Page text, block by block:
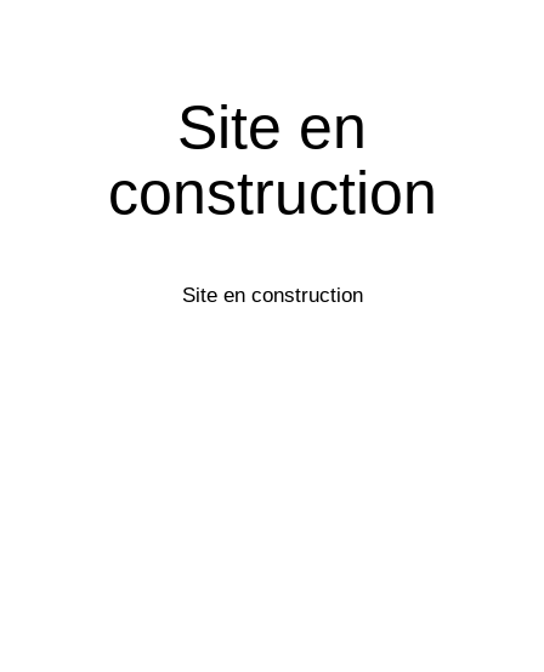
Site en
construction
Site en construction